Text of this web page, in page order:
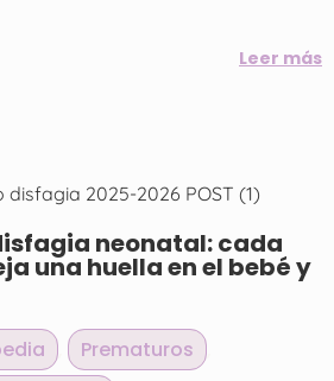
Leer más
neonatal: cada
una huella en el bebé y
Prematuros